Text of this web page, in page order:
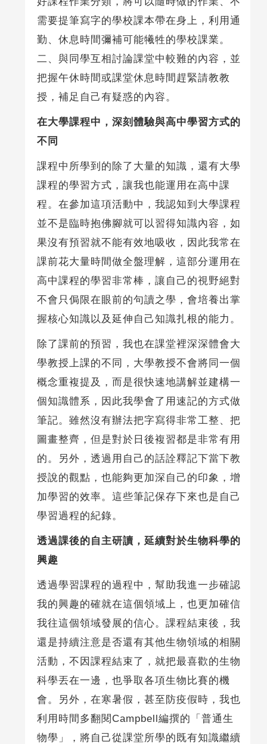
需要提筆寫字的學校課本帶在身上，利用通
勤、休息時間彌補可能犧牲的學校課業。
二、與同學互相討論課堂中較難的內容，並
把握午休時間或課堂休息時間趕緊請教教
授，補足自己有疑惑的內容。
在大學課程中，深刻體驗與高中學習方式的
不同
課程中所學到的除了大量的知識，還有大學
課程的學習方式，讓我也能運用在高中課
程。在參加這項活動中，我認知到大學課程
並不是臨時抱佛腳就可以習得知識內容，如
果沒有預習就不能有效地吸收，因此我常在
課前花大量時間做全盤理解，這部分運用在
高中課程的學習非常棒，讓自己的視野絕對
不會只侷限在眼前的句讀之學，會培養出掌
握核心知識以及延伸自己知識扎根的能力。
除了課前的預習，我也在課堂裡深深體會大
學教授上課的不同，大學教授不會將同一個
概念重複提及，而是很快速地講解並建構一
個知識體系，因此我學會了用速記的方式做
筆記。雖然沒有辦法把字寫得非常工整、把
圖畫整齊，但是對於日後複習都是非常有用
的。另外，透過用自己的話詮釋記下當下教
授說的觀點，也能夠更加深自己的印象，增
加學習的效率。這些筆記保存下來也是自己
學習過程的紀錄。
透過課後的自主研讀，延續對於生物科學的
興趣
透過學習課程的過程中，幫助我進一步確認
我的興趣的確就在這個領域上，也更加確信
我往這個領域發展的信心。課程結束後，我
還是持續注意是否還有其他生物領域的相關
活動，不因課程結束了，就把最喜歡的生物
科學丟在一邊，也爭取各項生物比賽的機
會。另外，在寒暑假，甚至防疫假時，我也
利用時間多翻閱Campbell編撰的「普通生
物學」，將自己從課堂所學的既有知識繼續